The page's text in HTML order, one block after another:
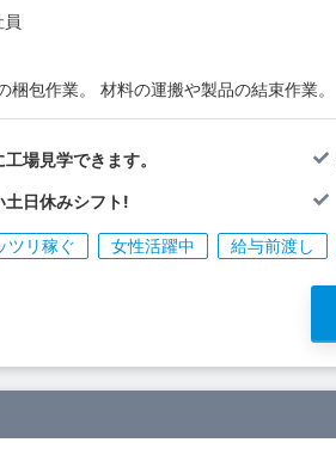
梱包作業。 材料の運搬や製品の結束作業。
場見学できます。
土日休みシフト!
ツリ稼ぐ 女性活躍中 給与前渡し